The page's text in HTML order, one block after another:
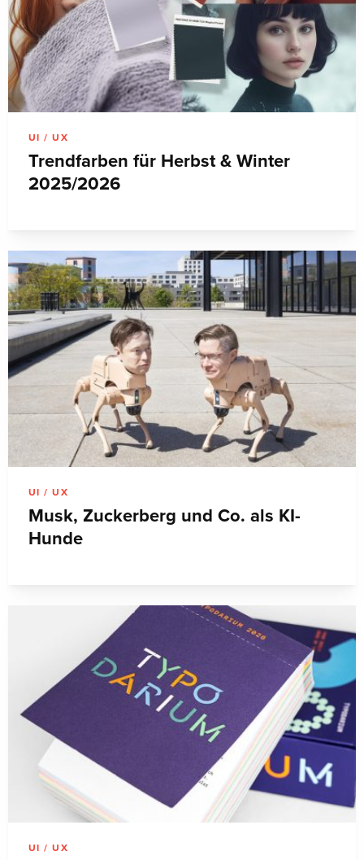
UI / UX
Trendfarben für Herbst & Winter
2025/2026
UI / UX
Musk, Zuckerberg und Co. als KI-
Hunde
UI / UX